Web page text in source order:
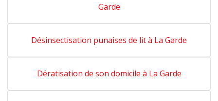
Garde
Désinsectisation punaises de lit à La Garde
Dératisation de son domicile à La Garde